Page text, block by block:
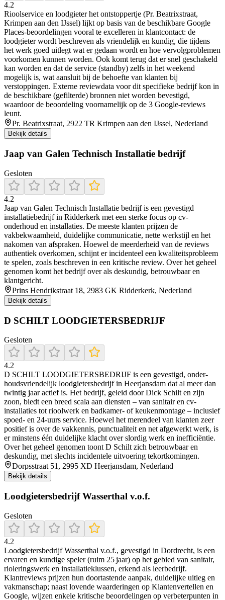
4.2
Rioolservice en loodgieter het ontstoppertje (Pr. Beatrixstraat,
Krimpen aan den IJssel) lijkt op basis van de beschikbare Google
Places-beoordelingen vooral te excelleren in klantcontact: de
loodgieter wordt beschreven als vriendelijk en kundig, die tijdens
het werk goed uitlegt wat er gedaan wordt en hoe vervolgproblemen
voorkomen kunnen worden. Ook komt terug dat er snel geschakeld
kan worden en dat de service (standby) zelfs in het weekend
mogelijk is, wat aansluit bij de behoefte van klanten bij
verstoppingen. Externe reviewdata voor dit specifieke bedrijf kon in
de beschikbare (gefilterde) bronnen niet worden bevestigd,
waardoor de beoordeling voornamelijk op de 3 Google-reviews
leunt.
Pr. Beatrixstraat, 2922 TR Krimpen aan den IJssel, Nederland
Bekijk details
Jaap van Galen Technisch Installatie bedrijf
Gesloten
4.2
Jaap van Galen Technisch Installatie bedrijf is een gevestigd
installatiebedrijf in Ridderkerk met een sterke focus op cv-
onderhoud en installaties. De meeste klanten prijzen de
vakbekwaamheid, duidelijke communicatie, nette werkstijl en het
nakomen van afspraken. Hoewel de meerderheid van de reviews
authentiek overkomen, schijnt er incidenteel een kwaliteitsprobleem
te spelen, zoals beschreven in een kritische review. Over het geheel
genomen komt het bedrijf over als deskundig, betrouwbaar en
klantgericht.
Prins Hendrikstraat 18, 2983 GK Ridderkerk, Nederland
Bekijk details
D SCHILT LOODGIETERSBEDRIJF
Gesloten
4.2
D SCHILT LOODGIETERSBEDRIJF is een gevestigd, on­der­
houds­vriendelijk loodgietersbedrijf in Heerjansdam dat al meer dan
twintig jaar actief is. Het bedrijf, geleid door Dick Schilt en zijn
zoon, biedt een breed scala aan diensten – van sanitair en cv-
installaties tot rioolwerk en badkamer- of keukenmontage – inclusief
spoed- en 24-uurs service. Hoewel het merendeel van klanten zeer
positief is over de vakkennis, punctualiteit en net afgewerkt werk, is
er minstens één duidelijke klacht over slordig werk en inefficiëntie.
Over het geheel genomen toont D Schilt zich betrouwbaar en
deskundig, met slechts incidentele uitvoering tekortkomingen.
Dorpsstraat 51, 2995 XD Heerjansdam, Nederland
Bekijk details
Loodgietersbedrijf Wasserthal v.o.f.
Gesloten
4.2
Loodgietersbedrijf Wasserthal v.o.f., gevestigd in Dordrecht, is een
ervaren en kundige speler (ruim 25 jaar) op het gebied van sanitair,
rioleringswerk en installatieklussen, erkend als leerbedrijf.
Klantreviews prijzen hun doortastende aanpak, duidelijke uitleg en
vakmanschap; naast lovende waarderingen op Klantenvertellen en
Google, wijzen enkele kritische beoordelingen op verbeterpunten in